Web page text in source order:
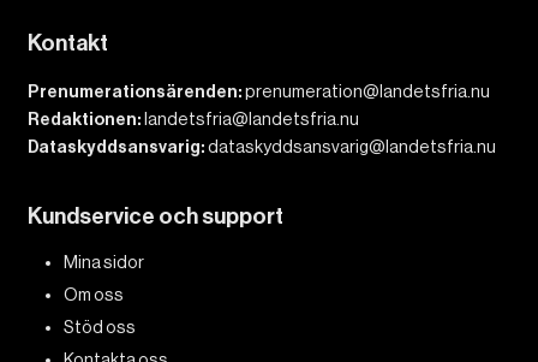
Kontakt
Prenumerationsärenden:prenumeration@landetsfria.nu
Redaktionen: landetsfria@landetsfria.nu
Dataskyddsansvarig:dataskyddsansvarig@landetsfria.nu
Kundservice och support
Mina sidor
Om oss
Stöd oss